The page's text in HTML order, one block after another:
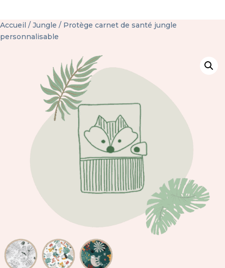
Accueil / Jungle / Protège carnet de santé jungle
personnalisable